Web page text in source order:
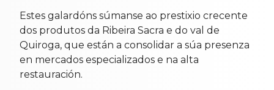
Estes galardóns súmanse ao prestixio crecente
dos produtos da Ribeira Sacra e do val de
Quiroga, que están a consolidar a súa presenza
en mercados especializados e na alta
restauración.